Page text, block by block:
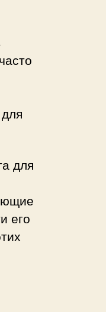
для
его